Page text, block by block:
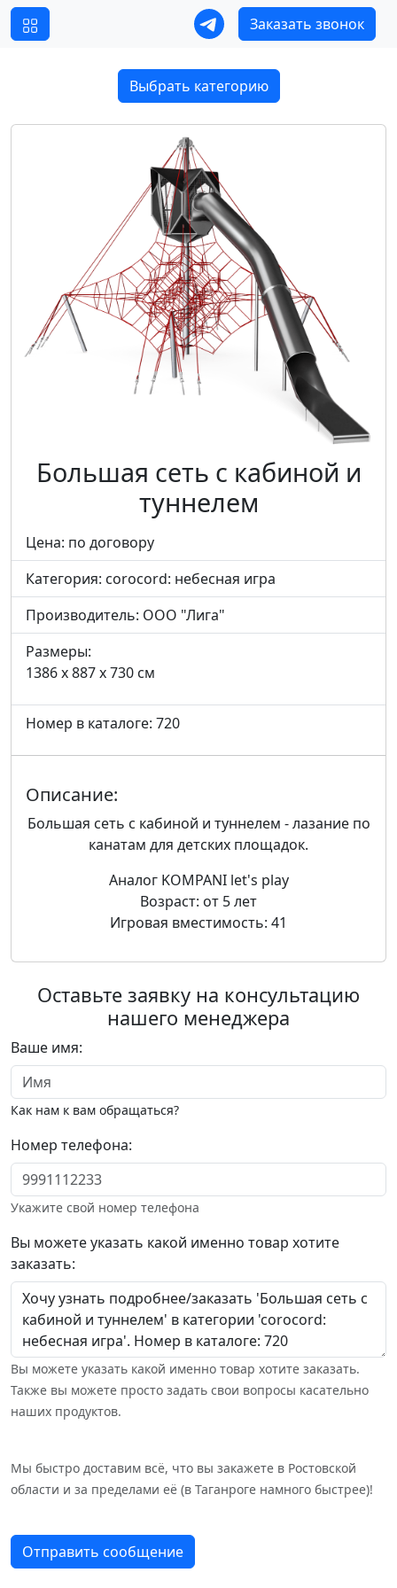
Заказать звонок
Выбрать категорию
Большая сеть с кабиной и
туннелем
Цена: по договору
Категория: corocord: небесная игра
Производитель: ООО "Лига"
Размеры:
1386 x 887 x 730 см
Номер в каталоге: 720
Описание:
Большая сеть с кабиной и туннелем - лазание по
канатам для детских площадок.
Аналог KOMPANI let's play
Возраст: от 5 лет
Игровая вместимость: 41
Оставьте заявку на консультацию
нашего менеджера
Ваше имя:
Как нам к вам обращаться?
Номер телефона:
Укажите свой номер телефона
Вы можете указать какой именно товар хотите
заказать:
Вы можете указать какой именно товар хотите заказать.
Также вы можете просто задать свои вопросы касательно
наших продуктов.
Мы быстро доставим всё, что вы закажете в Ростовской
области и за пределами её (в Таганроге намного быстрее)!
Отправить сообщение